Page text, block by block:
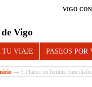
VIGO
Vigo
TU VIAJE PASEOS POR
→ 5 Planes en familia para